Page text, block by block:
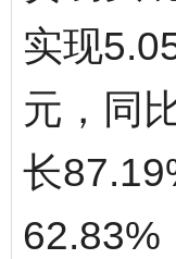
实现
元，同
长
62.83%